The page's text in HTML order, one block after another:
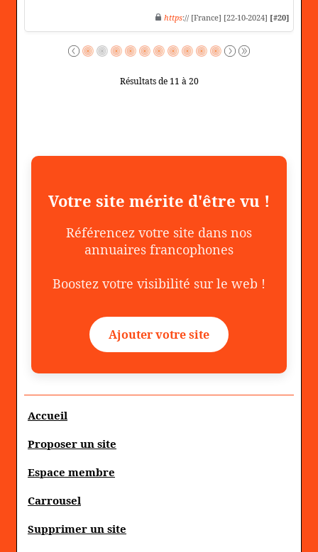
https:// [France] [22-10-2024] [#20]
Résultats de 11 à 20
Votre site mérite d'être vu !
Référencez votre site dans nos
annuaires francophones
Boostez votre visibilité sur le web !
Ajouter votre site
Accueil
Proposer un site
Espace membre
Carrousel
Supprimer un site